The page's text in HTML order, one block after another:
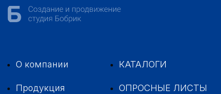
О компании
Продукция
КАТАЛОГИ
ОПРОСНЫЕ ЛИСТЫ